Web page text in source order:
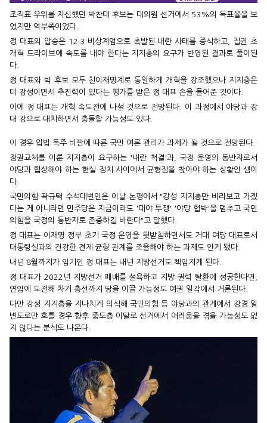
조직표 우위를 자신했던 박찬대 후보는 대의원 선거에서 53%의 득표율을 보
였지만 역부족이었다.
정 대표의 압승은 12·3 비상계엄으로 촉발된 내란 사태를 종식하고, 집권 초
개혁 드라이브에 속도를 내야 한다는 지지층의 요구가 반영된 결과로 풀이된
다.
정 대표와 박 후보 모두 친이재명계로 동일하게 개혁을 강조했으나 지지층은
더 강성이면서 추진력이 있다는 평가를 받은 정 대표 손을 들어준 것이다.
이에 정 대표는 개혁 속도전에 나설 것으로 전망된다. 이 과정에서 야당과 강
대 강으로 대치하면서 충돌할 가능성도 있다.
이 경우 입법 독주 비판에 따른 국민 여론 관리가 과제가 될 것으로 전망된다.
정권교체를 이룬 지지층이 요구하는 '내란 척결'과, 국정 운영의 동반자로서
야당과 협상해야 하는 현실 정치 사이에서 균형점을 찾아야 하는 상황인 셈이
다.
국민의힘 곽규택 수석대변인은 이날 논평에서 "강성 지지층만 바라보고 가겠
다는 게 아니라면 민주당은 지금이라도 '대야 투쟁' '야당 협박'을 멈추고 국민
의힘을 국정의 동반자로 존중하길 바란다"고 말했다.
정 대표는 이재명 정부 초기 국정 운영을 뒷받침하면서도 거대 여당 대표로서
대통령실과의 건강한 견제·균형 관계를 조율해야 하는 과제도 안게 됐다.
내년 8월까지가 임기인 정 대표는 내년 지방선거도 책임지게 된다.
정 대표가 2022년 지방선거 패배를 설욕하고 지방 권력 탈환에 성공한다면,
연임에 도전해 차기 총선까지 당을 이끌 가능성도 여권 일각에서 거론된다.
다만 강성 지지층을 지나치게 의식해 국민의힘 등 야당과의 관계에서 강경 일
변도로만 흐를 경우 향후 중도층 이탈로 선거에서 어려움을 겪을 가능성도 없
지 않다는 분석도 나온다.